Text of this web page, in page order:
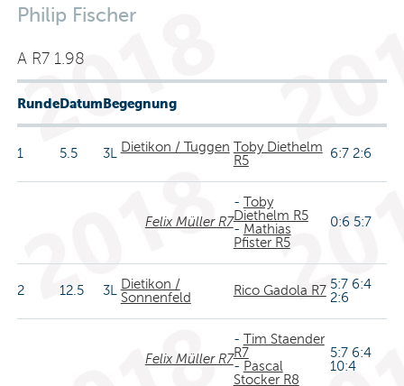
Philip Fischer
A R7 1.98
RundeDatumBegegnung
1 5.5 3LDietikon / Tuggen Toby Diethelm
R5
6:7 2:6
Felix Müller R7
- Toby
Diethelm R5
- Mathias
Pfister R5
0:6 5:7
2 12.5 3LDietikon /
Sonnenfeld
Rico Gadola R7 5:7 6:4
2:6
Felix Müller R7
- Tim Staender
R7
- Pascal
Stocker R8
5:7 6:4
10:4